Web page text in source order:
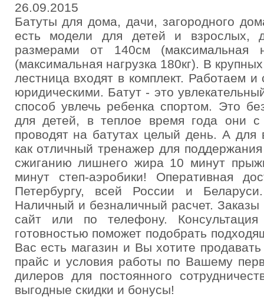
26.09.2015
Батуты для дома, дачи, загородного
есть модели для детей и взрослых,
размерами от 140см (максимальная
(максимальная нагрузка 180кг). В
лестница входят в комплект. Работаем
юридическими. Батут - это
способ увлечь ребенка спортом. Это
для детей, в теплое время года они с
проводят на батутах целый день. А для
как отличный тренажер для
сжиганию лишнего жира 10 минут
минут степ-аэробики! Оперативная
Петербургу, всей России и
Наличный и безналичный расчет.
сайт или по телефону.
готовностью поможет подобрать
Вас есть магазин и Вы хотите
прайс и условия работы по Вашему
дилеров для постоянного
выгодные скидки и бонусы!